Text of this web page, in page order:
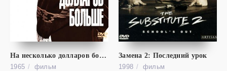
FHD (1080P)
фильм
Текст
На несколько долларов больше
1965
фильм
Замена 2: Последний урок
1998
фильм